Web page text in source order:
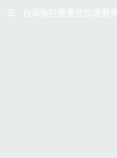
台灣胸腔暨重症加護醫